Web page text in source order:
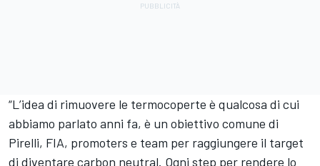
“L’idea di rimuovere le termocoperte è qualcosa di cui
abbiamo parlato anni fa, è un obiettivo comune di
Pirelli, FIA, promoters e team per raggiungere il target
di diventare carbon neutral. Ogni step per rendere lo